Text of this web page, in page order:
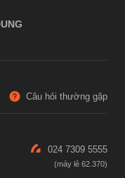
Câu hỏi thường gặp
024 7309 5555